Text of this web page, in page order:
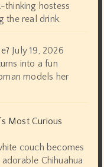
thinking hostess
the real drink.
July 19, 2026
into a fun
models her
Most Curious
couch becomes
Chihuahua